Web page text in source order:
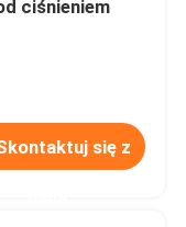
ciśnieniem
się z